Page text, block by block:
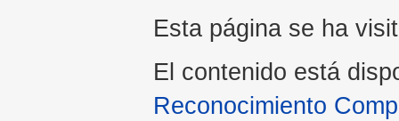
Esta página se ha
El contenido está
Reconocimiento